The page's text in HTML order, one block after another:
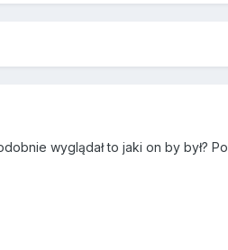
wyglądał to jaki on by był?